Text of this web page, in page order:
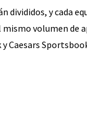
divididos, y cada
volumen de
Caesars